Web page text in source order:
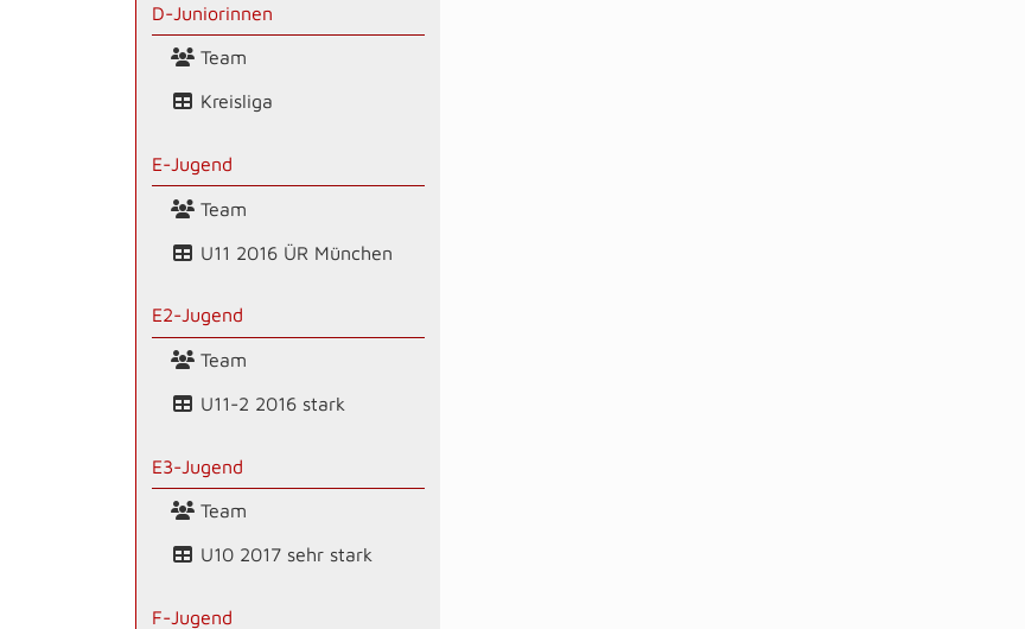
D-Juniorinnen
Team
Kreisliga
E-Jugend
Team
U11 2016 ÜR München
E2-Jugend
Team
U11-2 2016 stark
E3-Jugend
Team
U10 2017 sehr stark
F-Jugend